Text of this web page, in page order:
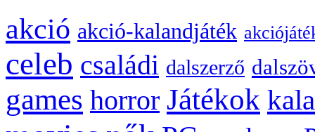
akció akció-kalandjáték
celeb családi dalszerző
games horror Játékok